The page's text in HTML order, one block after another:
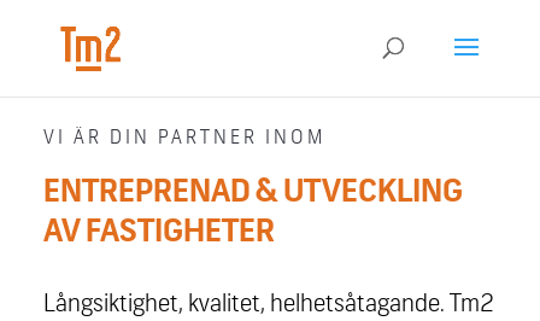
VI ÄR DIN PARTNER INOM
ENTREPRENAD & UTVECKLING
AV FASTIGHETER
Långsiktighet, kvalitet, helhetsåtagande. Tm2